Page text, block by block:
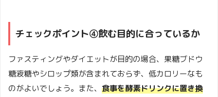
チェックポイント④飲む目的に合っているか
ファスティングやダイエットが目的の場合、果糖ブドウ
糖液糖やシロップ類が含まれておらず、低カロリーなも
のがよいでしょう。また、 食事を酵素ドリンクに置き換